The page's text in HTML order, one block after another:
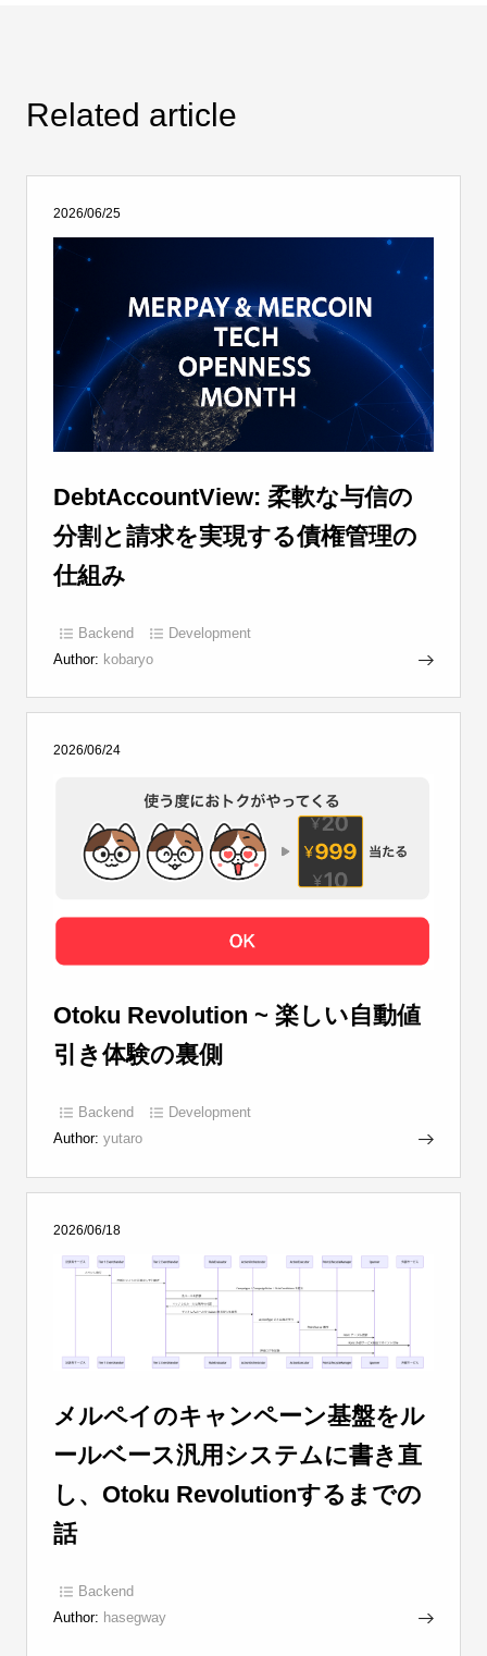
Related article
2026/06/25
DebtAccountView: 柔軟な与信の
分割と請求を実現する債権管理の
仕組み
Backend
Development
Author: kobaryo
2026/06/24
Otoku Revolution ~ 楽しい自動値
引き体験の裏側
Backend
Development
Author: yutaro
2026/06/18
メルペイのキャンペーン基盤をル
ールベース汎用システムに書き直
し、Otoku Revolutionするまでの
話
Backend
Author: hasegway